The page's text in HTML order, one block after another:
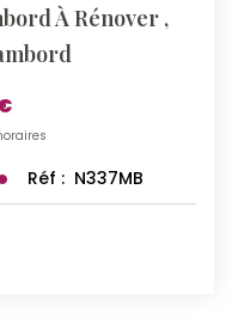
À Rénover ,
Réf : N337MB